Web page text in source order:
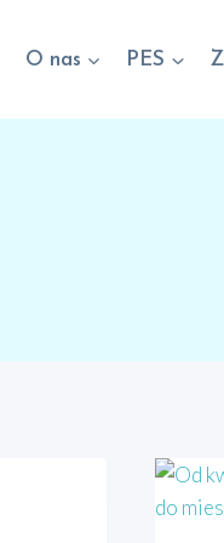
O nas PES